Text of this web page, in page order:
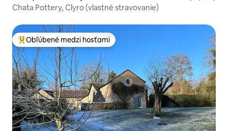
Chata Pottery, Clyro (vlastné stravovanie)
Najobľúbenejšie medzi hosťami
Obľúbené medzi hosťami